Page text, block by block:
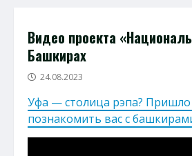
Видео проекта
Башкирах
24.08.2023
Уфа — столица рэпа?
познакомить вас с